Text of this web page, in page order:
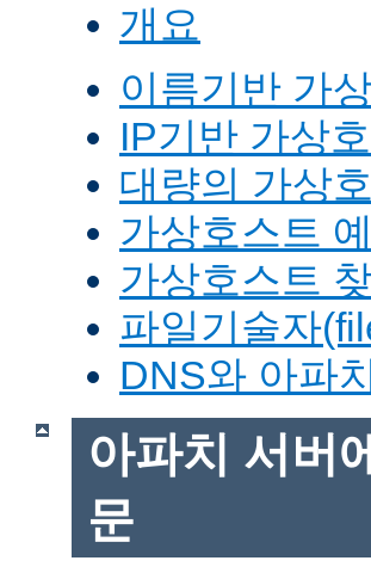
개요
이름기반 가
IP기반 가상
대량의 가상
가상호스트 예
가상호스트
파일기술자
DNS와 아파
아파치 서버
문